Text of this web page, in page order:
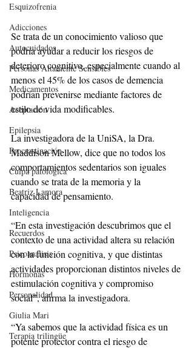
Esquizofrenia
Adicciones
Autocuidados
Personas Altamente Sensibles
Medicamentos
Aceptación
Epilepsia
Procrastinación
Culpa patológica
Beatriz Lamora
Inteligencia
Recuerdos
Psicoanálisis
Hormonas
Personalidad
Giulia Mari
Terapia trilingüe
Se trata de un conocimiento valioso que
podría ayudar a reducir los riesgos de
deterioro cognitivo, especialmente cuando al
menos el 45% de los casos de demencia
podrían prevenirse mediante factores de
estilo de vida modificables.
La investigadora de la UniSA, la Dra.
Maddison Mellow, dice que no todos los
comportamientos sedentarios son iguales
cuando se trata de la memoria y la
capacidad de pensamiento.
“En esta investigación descubrimos que el
contexto de una actividad altera su relación
con la función cognitiva, y que distintas
actividades proporcionan distintos niveles de
estimulación cognitiva y compromiso
social”, afirma la investigadora.
“Ya sabemos que la actividad física es un
potente protector contra el riesgo de